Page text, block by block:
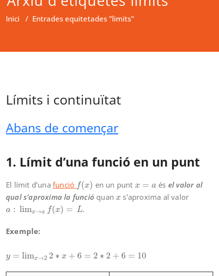
Inici / Entrades equitetades "limits"
Límits i continuïtat
Abans de començar
1. Límit d’una funció en un punt
El límit d’una funció f(x)
f(x) en un punt x = a
x=a és el valor al
qual s’aproxima la funció quanx
x s’aproxima al valor
a : limx→a f(x) = L
a limx→ (x)=L .
Exemple:
y = limx→2 2 ∗ x + 6 = 2 ∗ 2 + 6 = 10
y =limx→ 2 2∗x+ 6 =2 ∗2+ 6 =10